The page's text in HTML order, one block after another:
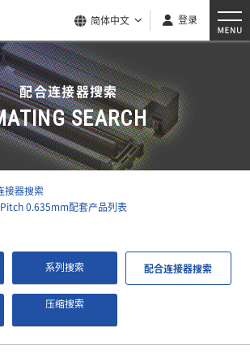
简体中文 登录
配合连接器搜索
SEARCH
接器搜索
0.635mm配套产品列表
系列搜索 配合连接器搜索
压缩搜索